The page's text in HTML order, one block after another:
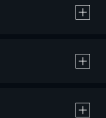
作品の購入 / レンタルです。
、20％のポイント還元です。